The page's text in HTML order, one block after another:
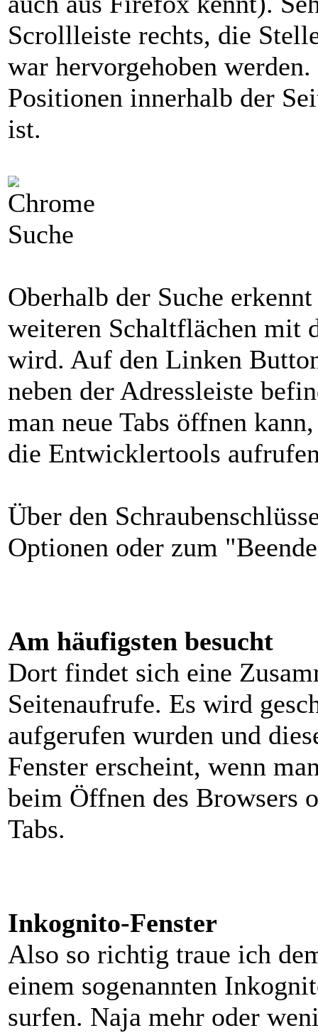
Scrollleiste rechts, die
war hervorgehoben
Positionen innerhalb der
ist.
Oberhalb der Suche
weiteren Schaltflächen mit
wird. Auf den Linken
neben der Adressleiste
man neue Tabs öffnen
die Entwicklertools
Über den
Optionen oder zum
Am häufigsten besucht
Dort findet sich eine
Seitenaufrufe. Es wird
aufgerufen wurden und
Fenster erscheint, wenn
beim Öffnen des Browsers
Tabs.
Inkognito-Fenster
Also so richtig traue ich
einem sogenannten
surfen. Naja mehr oder